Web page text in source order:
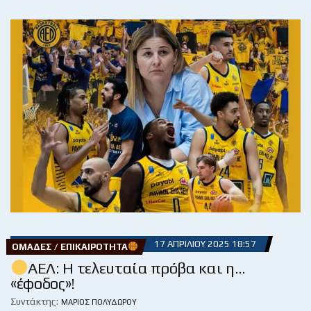
ΟΜΆΔΕΣ / ΕΠΙΚΑΙΡΌΤΗΤΑ 17 ΑΠΡΙΛΊΟΥ 2025 18:57
ΑΕΛ: Η τελευταία πρόβα και η…
«έφοδος»!
Συντάκτης: ΜΆΡΙΟΣ ΠΟΛΥΔΏΡΟΥ